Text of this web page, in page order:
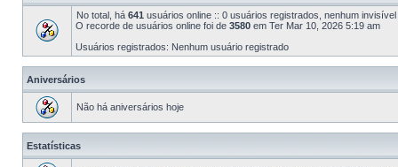
No total, há 641 usuários online :: 0 usuários registrados, nenhum
O recorde de usuários online foi de 3580 em Ter Mar 10, 2026 5:19 am
Usuários registrados: Nenhum usuário registrado
Aniversários
Não há aniversários hoje
Estatísticas